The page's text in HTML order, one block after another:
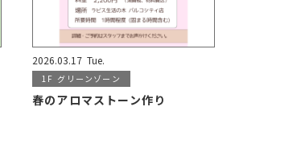
2026.03.17 Tue.
1F グリーンゾーン
春のアロマストーン作り